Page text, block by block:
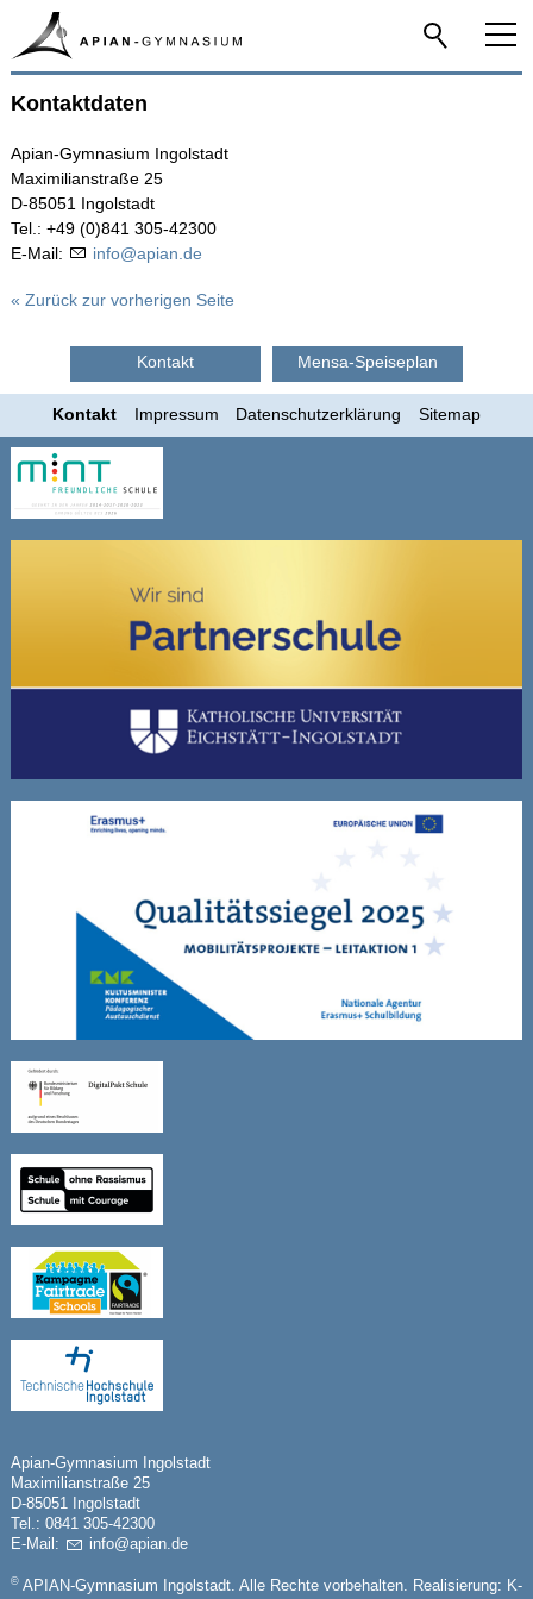
Home
Das Apian
Schulfamilie
Infos-Service
Beratung
Apian digital
Fächer
Schulleben
Schulfahrten
WebUntis
Kontakt
Datenschutzerklärung
Sitemap
Kontaktdaten
Apian-Gymnasium Ingolstadt
Maximilianstraße 25
D-85051 Ingolstadt
Tel.: +49 (0)841 305-42300
E-Mail:
nf p n d
« Zurück zur vorherigen Seite
Kontakt Mensa-Speiseplan
Kontakt Impressum Datenschutzerklärung Sitemap
Apian-Gymnasium Ingolstadt
Maximilianstraße 25
D-85051 Ingolstadt
Tel.: 0841 305-42300
E-Mail:
nf p n d
©APIAN-Gymnasium Ingolstadt. Alle Rechte vorbehalten. Realisierung: K-